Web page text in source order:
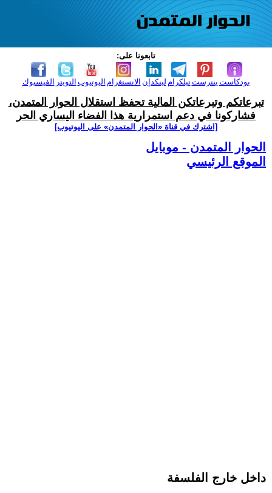
تابعونا على:
الفيسبوك التويتر اليوتيوب الانستغرام لينكدإن تيلكرامبنترست بودكاست
تبرعاتكم وتبرعاتكن المالية تحفظ استقلال الحوار المتمدن،
فشاركونا في دعم استمرارية هذا الفضاء اليساري الحر
[اشترك في قناة ‫«الحوار المتمدن» على اليوتيوب]
الحوار المتمدن - موبايل
الموقع الرئيسي
داخل خارج الفلسفة